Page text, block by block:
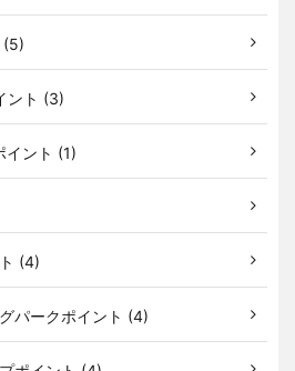
(5)
ント (3)
イント (1)
(4)
パークポイント (4)